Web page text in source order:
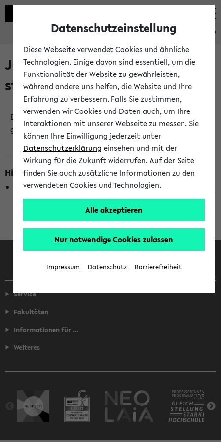
eKVV
Jetzt und in Kürze
stattfindende Veranstaltungen
Es wurden keine jetzt stattfindenden Veranstaltungen
gefunden!
Hinweise zur Liste
Die Anzeige ist semesterübergreifend und nicht abhängig
vom im eKVV gewählten Semester.
Facebook Instagram LinkedIn TikTok
Service
Fakultäten
Informationen für ...
Weiteres
Datenschutzeinstellung
Diese Webseite verwendet Cookies und ähnliche
Technologien. Einige davon sind essentiell, um die
Funktionalität der Website zu gewährleisten,
während andere uns helfen, die Website und Ihre
Erfahrung zu verbessern. Falls Sie zustimmen,
verwenden wir Cookies und Daten auch, um Ihre
Interaktionen mit unserer Webseite zu messen. Sie
können Ihre Einwilligung jederzeit unter
Datenschutzerklärung einsehen und mit der
Wirkung für die Zukunft widerrufen. Auf der Seite
finden Sie auch zusätzliche Informationen zu den
verwendeten Cookies und Technologien.
Alle akzeptieren
Nur notwendige Cookies zulassen
Impressum Datenschutz Barrierefreiheit